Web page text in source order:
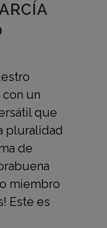
un
que
pluralidad
de
miembro
Este es